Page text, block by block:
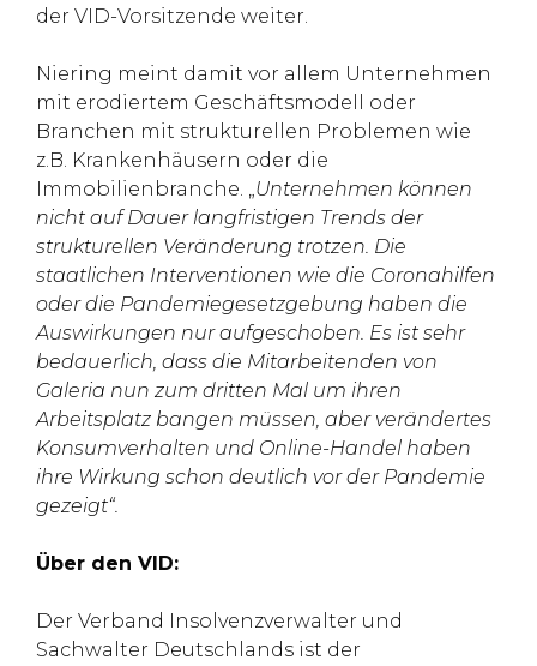
der VID-Vorsitzende weiter.
Niering meint damit vor allem Unternehmen
mit erodiertem Geschäftsmodell oder
Branchen mit strukturellen Problemen wie
z.B. Krankenhäusern oder die
Immobilienbranche. „Unternehmen können
nicht auf Dauer langfristigen Trends der
strukturellen Veränderung trotzen. Die
staatlichen Interventionen wie die Coronahilfen
oder die Pandemiegesetzgebung haben die
Auswirkungen nur aufgeschoben. Es ist sehr
bedauerlich, dass die Mitarbeitenden von
Galeria nun zum dritten Mal um ihren
Arbeitsplatz bangen müssen, aber verändertes
Konsumverhalten und Online-Handel haben
ihre Wirkung schon deutlich vor der Pandemie
gezeigt“.
Über den VID:
Der Verband Insolvenzverwalter und
Sachwalter Deutschlands ist der